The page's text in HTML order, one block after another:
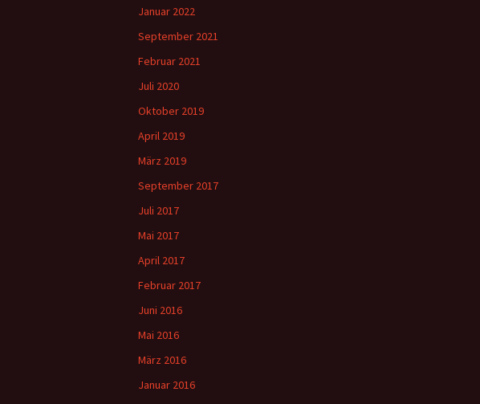
Januar 2022
September 2021
Februar 2021
Juli 2020
Oktober 2019
April 2019
März 2019
September 2017
Juli 2017
Mai 2017
April 2017
Februar 2017
Juni 2016
Mai 2016
März 2016
Januar 2016